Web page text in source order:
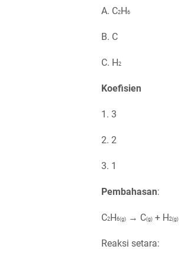
А. С2Н6
B. С
С. H2
Koefisien
1. 3
2. 2
3. 1
Pembahasan:
С2Н6(g) → С(g) + H2(g)
Reaksi setara: